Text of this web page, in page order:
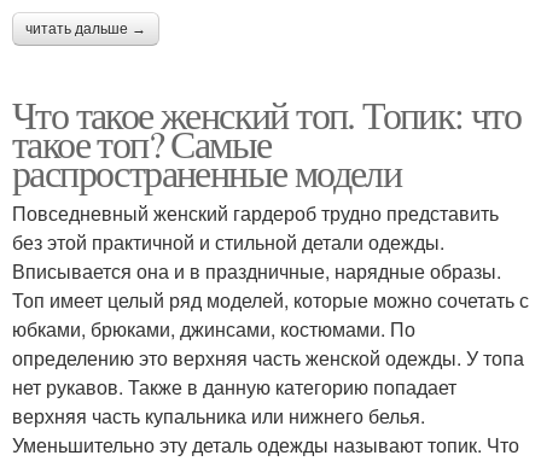
читать дальше →
Что такое женский топ. Топик: что
такое топ? Самые
распространенные модели
Повседневный женский гардероб трудно представить
без этой практичной и стильной детали одежды.
Вписывается она и в праздничные, нарядные образы.
Топ имеет целый ряд моделей, которые можно сочетать с
юбками, брюками, джинсами, костюмами. По
определению это верхняя часть женской одежды. У топа
нет рукавов. Также в данную категорию попадает
верхняя часть купальника или нижнего белья.
Уменьшительно эту деталь одежды называют топик. Что